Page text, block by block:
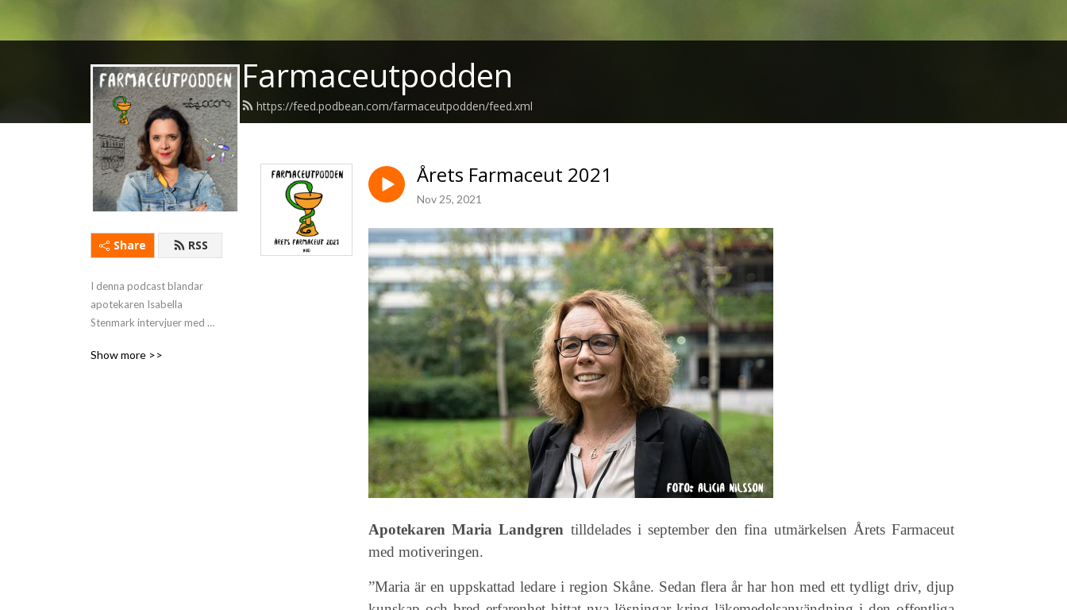
Farmaceutpodden
https://feed.podbean.com/farmaceutpodden/feed.xml
Share RSS
I denna podcast blandar
apotekaren Isabella
Stenmark intervjuer med
frågeställningar och tankar
Show more >>
Årets Farmaceut 2021
Nov 25, 2021
Apotekaren Maria Landgren tilldelades i september den fina utmärkelsen Årets Farmaceut
med motiveringen.
”Maria är en uppskattad ledare i region Skåne. Sedan flera år har hon med ett tydligt driv, djup